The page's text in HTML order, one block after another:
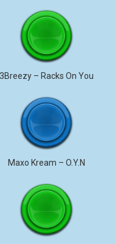
3Breezy – Racks On You
Maxo Kream – O.Y.N